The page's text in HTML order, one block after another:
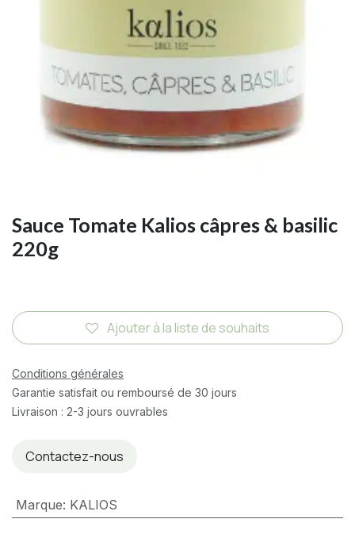
Sauce Tomate Kalios câpres & basilic
220g
Ajouter à la liste de souhaits
Conditions générales
Garantie satisfait ou remboursé de 30 jours
Livraison : 2-3 jours ouvrables
Contactez-nous
Marque: KALIOS